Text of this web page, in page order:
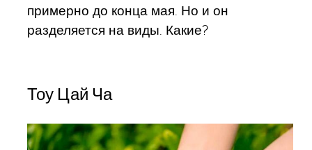
примерно до конца мая. Но и он
разделяется на виды. Какие?
Тоу Цай Ча